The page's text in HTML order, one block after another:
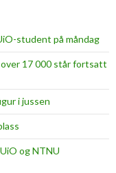
student på måndag
17 000 står fortsatt
i jussen
og NTNU